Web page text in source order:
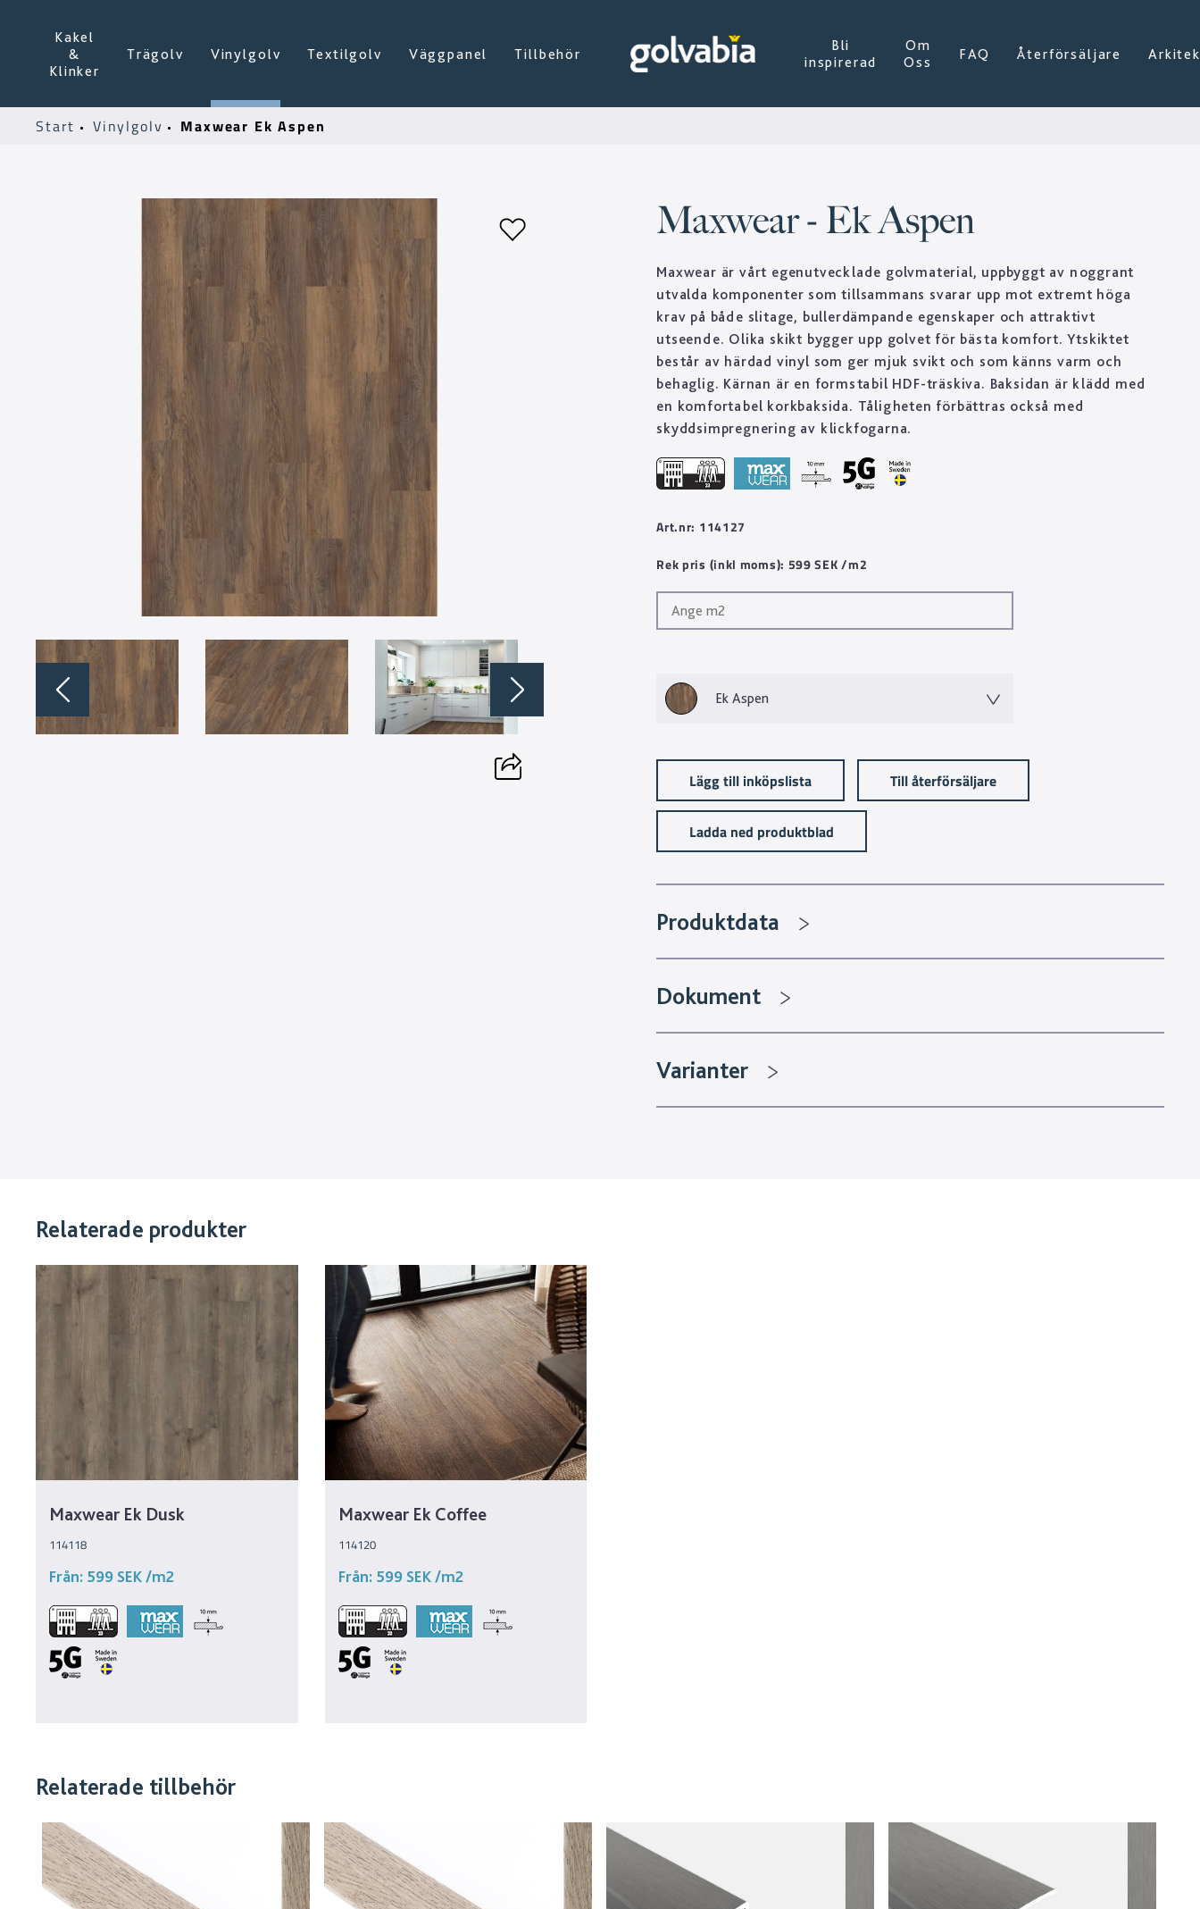
Kakel
&
Klinker
Trägolv Vinylgolv Textilgolv Väggpanel Tillbehör
Bli
inspirerad
Om
Oss
FAQ Återförsäljare
Start Vinylgolv Maxwear Ek Aspen
Maxwear - Ek Aspen
Maxwear är vårt egenutvecklade golvmaterial, uppbyggt av noggrant
utvalda komponenter som tillsammans svarar upp mot extremt höga
krav på både slitage, bullerdämpande egenskaper och attraktivt
utseende. Olika skikt bygger upp golvet för bästa komfort. Ytskiktet
består av härdad vinyl som ger mjuk svikt och som känns varm och
behaglig. Kärnan är en formstabil HDF-träskiva. Baksidan är klädd med
en komfortabel korkbaksida. Tåligheten förbättras också med
skyddsimpregnering av klickfogarna.
Art.nr: 114127
Rek pris (inkl moms): 599 SEK /m2
Ek Aspen
Lägg till inköpslista Till återförsäljare
Ladda ned produktblad
Produktdata
Dokument
Varianter
Relaterade produkter
Maxwear Ek Dusk
114118
Från: 599 SEK /m2
Maxwear Ek Coffee
114120
Från: 599 SEK /m2
Relaterade tillbehör